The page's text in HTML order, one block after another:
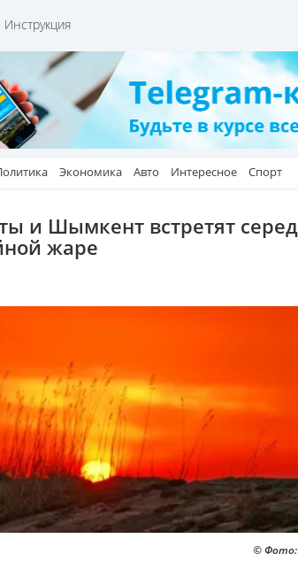
Инструкция
Экономика Авто Интересное Спорт
и Шымкент встретят
жаре
© Фото: